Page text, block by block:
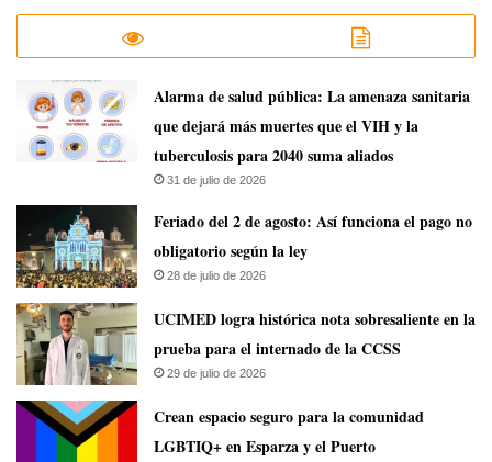
​Alarma de salud pública: La amenaza sanitaria
que dejará más muertes que el VIH y la
tuberculosis para 2040 suma aliados
31 de julio de 2026
Feriado del 2 de agosto: Así funciona el pago no
obligatorio según la ley
28 de julio de 2026
UCIMED logra histórica nota sobresaliente en la
prueba para el internado de la CCSS
29 de julio de 2026
Crean espacio seguro para la comunidad
LGBTIQ+ en Esparza y el Puerto